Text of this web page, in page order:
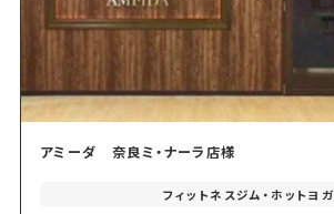
アミーダ 奈良ミ・ナーラ店様
フィットネスジム・ホットヨガ